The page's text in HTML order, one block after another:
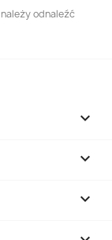
odnaleźć


